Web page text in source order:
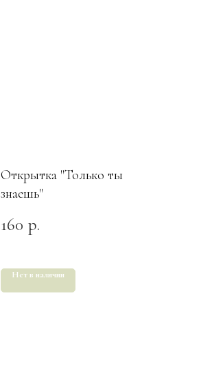
Открытка "Только ты
знаешь"
160 р.
Нет в наличии